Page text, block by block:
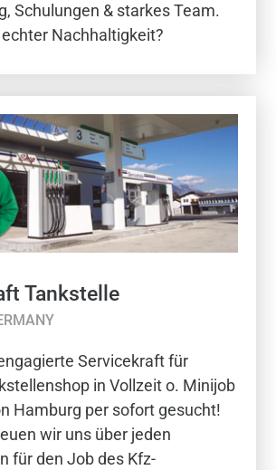
Schulungen & starkes Team.
Nachhaltigkeit?
Tankstelle
Servicekraft für
in Vollzeit o. Minijob
Hamburg per sofort gesucht!
wir uns über jeden
für den Job des Kfz-